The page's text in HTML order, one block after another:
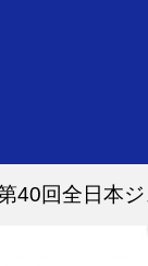
40回全日本